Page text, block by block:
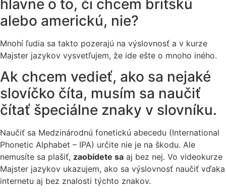
hlavne o to, či chcem britskú
alebo americkú, nie?
Mnohí ľudia sa takto pozerajú na výslovnosť a v kurze
Majster jazykov vysvetľujem, že ide ešte o mnoho iného.
Ak chcem vedieť, ako sa nejaké
slovíčko číta, musím sa naučiť
čítať špeciálne znaky v slovníku.
Naučiť sa Medzinárodnú fonetickú abecedu (International
Phonetic Alphabet – IPA) určite nie je na škodu. Ale
nemusíte sa plašiť, zaobídete sa aj bez nej. Vo videokurze
Majster jazykov ukazujem, ako sa výslovnosť naučiť vďaka
internetu aj bez znalosti týchto znakov.